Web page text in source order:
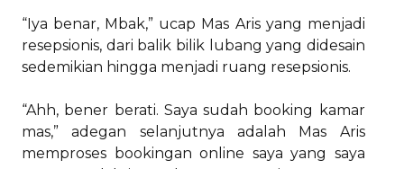
“Iya benar, Mbak,” ucap Mas Aris yang menjadi
resepsionis, dari balik bilik lubang yang didesain
sedemikian hingga menjadi ruang resepsionis.
“Ahh, bener berati. Saya sudah booking kamar
mas,” adegan selanjutnya adalah Mas Aris
memproses bookingan online saya yang saya